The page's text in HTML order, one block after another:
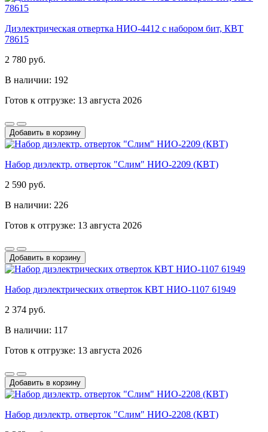
Диэлектрическая отвертка НИО-4412 с набором бит, КВТ
78615
2 780 руб.
В наличии: 192
Готов к отгрузке: 13 августа 2026
Добавить в корзину
Набор диэлектр. отверток "Слим" НИО-2209 (КВТ)
2 590 руб.
В наличии: 226
Готов к отгрузке: 13 августа 2026
Добавить в корзину
Набор диэлектрических отверток КВТ НИО-1107 61949
2 374 руб.
В наличии: 117
Готов к отгрузке: 13 августа 2026
Добавить в корзину
Набор диэлектр. отверток "Слим" НИО-2208 (КВТ)